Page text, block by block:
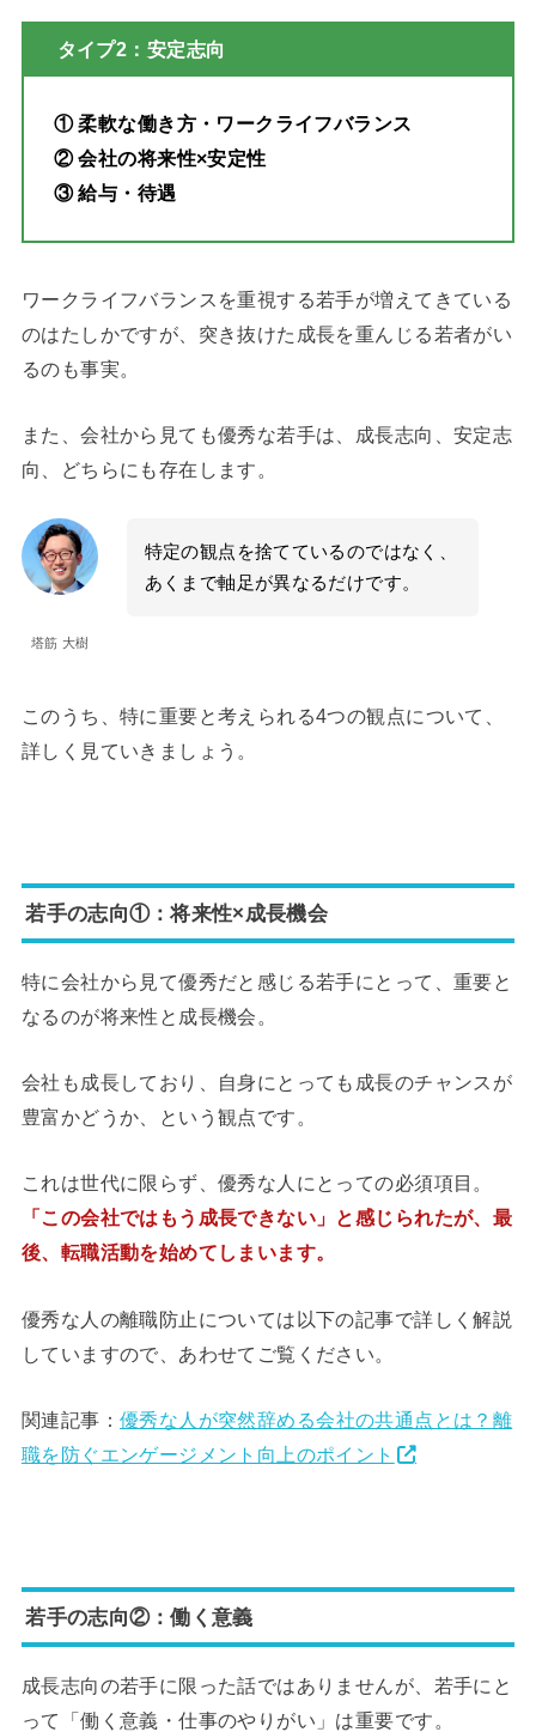
タイプ2：安定志向
① 柔軟な働き方・ワークライフバランス
② 会社の将来性×安定性
③ 給与・待遇
ワークライフバランスを重視する若手が増えてきている
のはたしかですが、突き抜けた成長を重んじる若者がい
るのも事実。
また、会社から見ても優秀な若手は、成長志向、安定志
向、どちらにも存在します。
塔筋 大樹
特定の観点を捨てているのではなく、
あくまで軸足が異なるだけです。
このうち、特に重要と考えられる4つの観点について、
詳しく見ていきましょう。
若手の志向①：将来性×成長機会
特に会社から見て優秀だと感じる若手にとって、重要と
なるのが将来性と成長機会。
会社も成長しており、自身にとっても成長のチャンスが
豊富かどうか、という観点です。
これは世代に限らず、優秀な人にとっての必須項目。
「この会社ではもう成長できない」と感じられたが、最
後、転職活動を始めてしまいます。
優秀な人の離職防止については以下の記事で詳しく解説
していますので、あわせてご覧ください。
関連記事： 優秀な人が突然辞める会社の共通点とは？離
職を防ぐエンゲージメント向上のポイント
若手の志向②：働く意義
成長志向の若手に限った話ではありませんが、若手にと
って「働く意義・仕事のやりがい」は重要です。